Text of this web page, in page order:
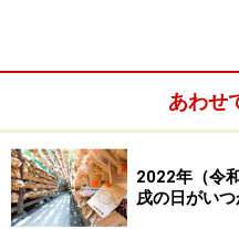
地域によっても考え方は
どは３年保育を選択する
が、その他の地域では満
あわせ
2022年（令
戌の日がい